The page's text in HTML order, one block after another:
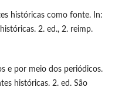
históricas como fonte. In:
2. ed., 2. reimp.
e por meio dos periódicos.
históricas. 2. ed. São